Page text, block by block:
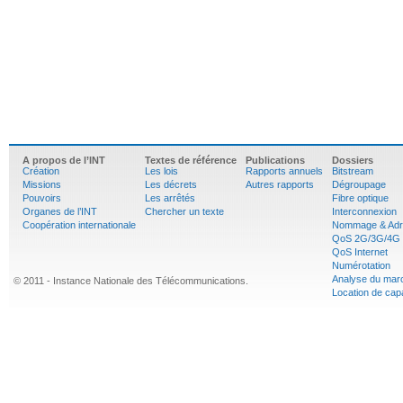
A propos de l’INT
Création
Missions
Pouvoirs
Organes de l’INT
Coopération internationale
Textes de référence
Les lois
Les décrets
Les arrêtés
Chercher un texte
Publications
Rapports annuels
Autres rapports
Dossiers
Bitstream
Dégroupage
Fibre optique
Interconnexion
Nommage &
QoS 2G/3G/4G
QoS Internet
Numérotation
Analyse du
Location de
© 2011 - Instance Nationale des Télécommunications.